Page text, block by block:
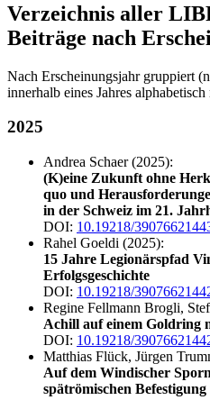
Verzeichnis aller
Beiträge nach
Nach Erscheinungsjahr gruppiert
innerhalb eines Jahres
2025
Andrea Schaer (2025):
(K)eine Zukunft ohne
quo und
in der Schweiz im 21.
DOI: 10.19218/
Rahel Goeldi (2025):
15 Jahre Legionärspfad
Erfolgsgeschichte
DOI: 10.19218/
Regine Fellmann Brogli,
Achill auf einem Goldring
DOI: 10.19218/
Matthias Flück, Jürgen
Auf dem Windischer
spätrömischen